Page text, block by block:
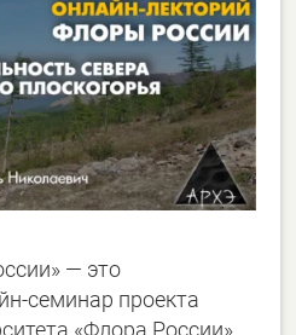
— это
семинар проекта